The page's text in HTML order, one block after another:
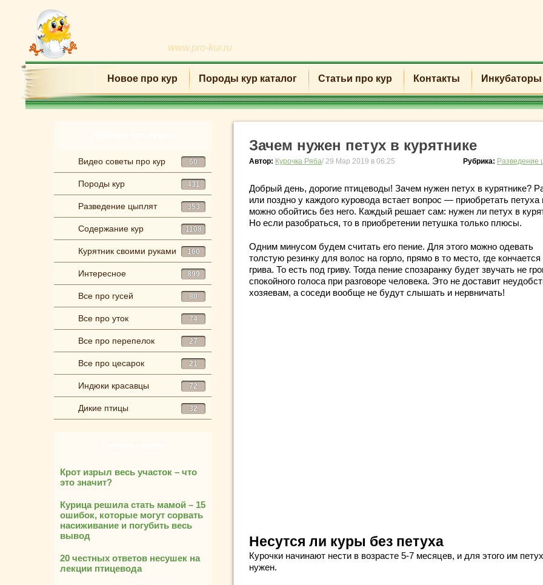
www.pro-kur.ru
Новое про кур Породы кур каталог Статьи про кур Контакты Инкубаторы
Видео советы про кур 60
Породы кур 431
Разведение цыплят 353
Содержание кур 1108
Курятник своими руками 160
Интересное 899
Все про гусей 80
Все про уток 74
Все про перепелок 27
Все про цесарок 21
Индюки красавцы 72
Дикие птицы 32
Крот изрыл весь участок – что
это значит?
Курица решила стать мамой – 15
ошибок, которые могут сорвать
насиживание и погубить весь
вывод
20 честных ответов несушек на
лекции птицевода
Зачем нужен петух в курятнике
Автор: Курочка Ряба/ 29 Мар 2019 в 06:25 Рубрика: Разведение
Добрый день, дорогие птицеводы! Зачем нужен петух в курятнике?
или поздно у каждого куровода встает вопрос — приобретать петуха
можно обойтись без него. Каждый решает сам: нужен ли петух в
Но если разобраться, то в приобретении петушка только плюсы.
Одним минусом будем считать его пение. Для этого можно одевать
толстую резинку для волос на горло, прямо в то место, где кончается
грива. То есть под гриву. Тогда пение спозаранку будет звучать не
спокойного голоса при разговоре человека. Это не доставит
хозяевам, а соседи вообще не будут слышать и нервничать!
Несутся ли куры без петуха
Курочки начинают нести в возрасте 5-7 месяцев, и для этого им
нужен.